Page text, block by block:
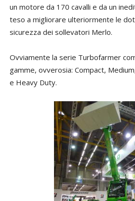
un motore da 170 cavalli e da un
teso a migliorare ulteriormente le
sicurezza dei sollevatori Merlo.
Ovviamente la serie Turbofarmer
gamme, ovverosia: Compact,
e Heavy Duty.